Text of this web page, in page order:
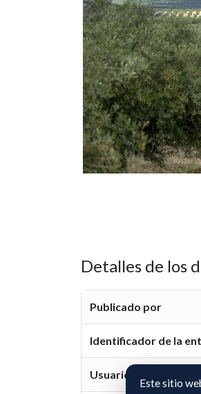
Detalles de los
Publicado por
Identificador de la
Usuario representante
Este sitio